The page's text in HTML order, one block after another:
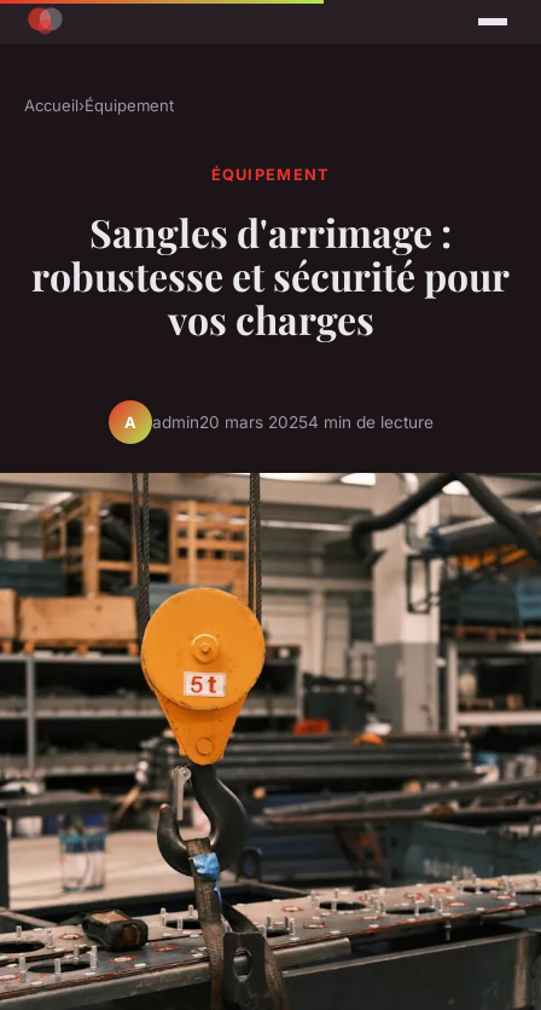
Accueil›Équipement
ÉQUIPEMENT
Sangles d'arrimage :
robustesse et sécurité pour
vos charges
A admin20 mars 20254 min de lecture